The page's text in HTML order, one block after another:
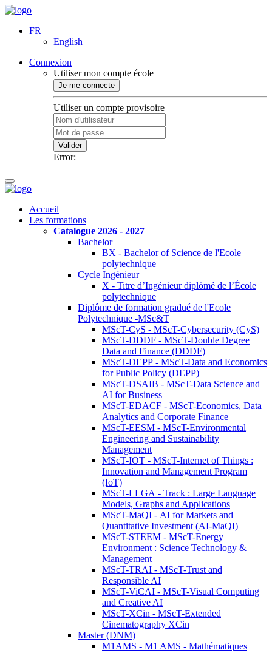
FR
English
Connexion
Utiliser mon compte école
Je me connecte
Utiliser un compte provisoire
Valider
Error:
Accueil
Les formations
Catalogue 2026 - 2027
Bachelor
BX - Bachelor of Science de l'Ecole
polytechnique
Cycle Ingénieur
X - Titre d’Ingénieur diplômé de l’École
polytechnique
Diplôme de formation gradué de l'Ecole
Polytechnique -MSc&T
MScT-CyS - MScT-Cybersecurity (CyS)
MScT-DDDF - MScT-Double Degree
Data and Finance (DDDF)
MScT-DEPP - MScT-Data and Economics
for Public Policy (DEPP)
MScT-DSAIB - MScT-Data Science and
AI for Business
MScT-EDACF - MScT-Economics, Data
Analytics and Corporate Finance
MScT-EESM - MScT-Environmental
Engineering and Sustainability
Management
MScT-IOT - MScT-Internet of Things :
Innovation and Management Program
(IoT)
MScT-LLGA - Track : Large Language
Models, Graphs and Applications
MScT-MaQI - AI for Markets and
Quantitative Investment (AI-MaQI)
MScT-STEEM - MScT-Energy
Environment : Science Technology &
Management
MScT-TRAI - MScT-Trust and
Responsible AI
MScT-ViCAI - MScT-Visual Computing
and Creative AI
MScT-XCin - MScT-Extended
Cinematography XCin
Master (DNM)
M1AMS - M1 AMS - Mathématiques